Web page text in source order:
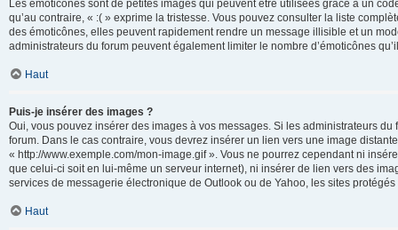
Les émoticônes sont de petites images qui peuvent être utilisées grâce à un
qu’au contraire, « :( » exprime la tristesse. Vous pouvez consulter la liste
des émoticônes, elles peuvent rapidement rendre un message illisible et un
administrateurs du forum peuvent également limiter le nombre d’émoticônes
Haut
Puis-je insérer des images ?
Oui, vous pouvez insérer des images à vos messages. Si les administrateurs
forum. Dans le cas contraire, vous devrez insérer un lien vers une image
« http://www.exemple.com/mon-image.gif ». Vous ne pourrez cependant ni
que celui-ci soit en lui-même un serveur internet), ni insérer de lien vers des
services de messagerie électronique de Outlook ou de Yahoo, les sites
Haut